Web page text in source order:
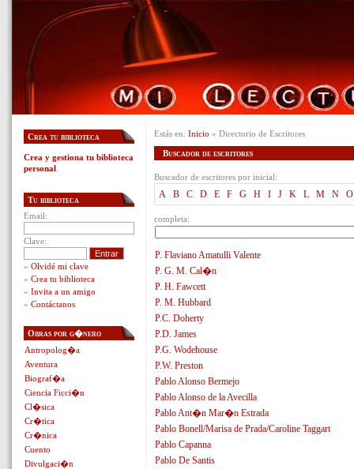
Estás en: Inicio » Directorio de Escritores
Buscador de escritores
Buscador de escritores por inicial:
A B C D E F G H I J K L M N O
completa:
P. Flaviano Amatulli Valente
P. G. M. Cal�n
P. H. Fawcett
P. M. Hubbard
P.C. Doherty
P.D. James
P.G. Wodehouse
P.W. Preston
Pablo Alonso Bermejo
Pablo Alonso de la Avecilla
Pablo Ant�n Mar�n Estrada
Pablo Bonell/Marisa de Prada/Caroline Taggart
Pablo Capanna
Pablo De Santis
Crea tu biblioteca
Crea y gestiona tu biblioteca
personal
Tu biblioteca
Email:
Clave:
» Olvidé mi clave
» Crea tu biblioteca
» Invita a un amigo
» Contáctanos
Obras por g�nero
Antropolog�a
Aventura
Biograf�a
Ciencia Ficci�n
Cl�sica
Cr�tica
Cr�nica
Cuento
Divulgaci�n